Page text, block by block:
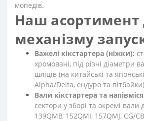
мопедів.
Наш асортимент
механізму
Важелі кікстартера (ніжки):
хромовані, під різні діаметри
шліців (на китайські та
Alpha/Delta, ендуро та
Вали кікстартера та
сектори у зборі та окремі вали
139QMB, 152QMI, 157QMJ, CG/